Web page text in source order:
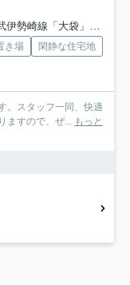
勢崎線「大袋」駅 徒歩21分
き場
閑静な住宅地
。スタッフ一同、快適
ますので、ぜ... もっと